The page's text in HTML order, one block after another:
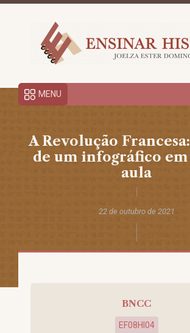
MENU
A Revolução
de um infográfico em
aula
22 de outubro de 2021
BNCC
EF08HI04